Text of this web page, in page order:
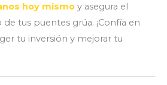
hoy mismo y asegura el
tus puentes grúa. ¡Confía en
tu inversión y mejorar tu